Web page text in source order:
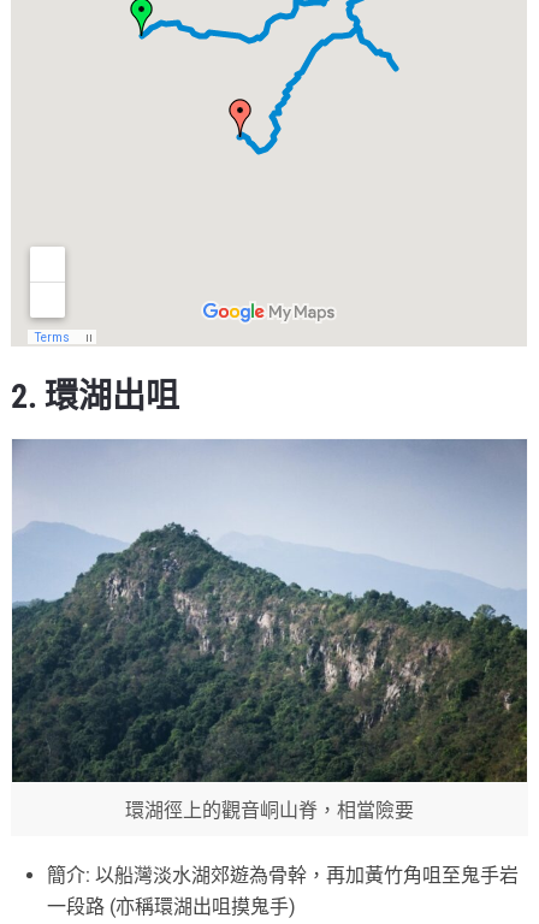
2. 環湖出咀
環湖徑上的觀音峒山脊，相當險要
簡介: 以船灣淡水湖郊遊為骨幹，再加黃竹角咀至鬼手岩
一段路 (亦稱環湖出咀摸鬼手)